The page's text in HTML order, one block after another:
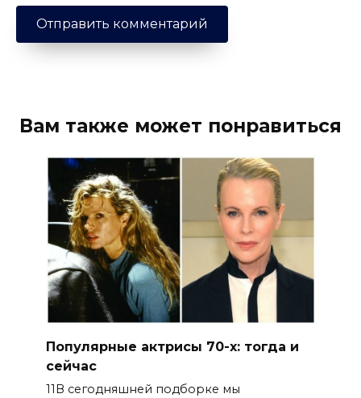
Вам также может понравиться
Популярные актрисы 70-х: тогда и
сейчас
11В сегодняшней подборке мы